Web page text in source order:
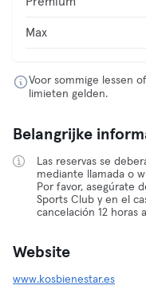
Max
Voor sommige lessen
limieten gelden.
Belangrijke
Las reservas se
mediante llamada o
Por favor, asegúrate
Sports Club y en el
cancelación 12 horas
Website
www.kosbienestar.es